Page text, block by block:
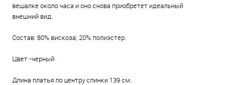
вешалке около часа и оно снова приобретет идеальный
внешний вид.
Состав: 80% вискоза; 20% полиэстер.
Цвет -черный
Длина платья по центру спинки 139 см.